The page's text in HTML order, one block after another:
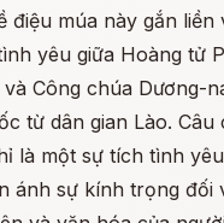
điệu múa này gắn liền
yêu giữa Hoàng tử
Công chúa Dương-
từ dân gian Lào. Câu
là một sự tích tình
ánh sự kính trọng đối